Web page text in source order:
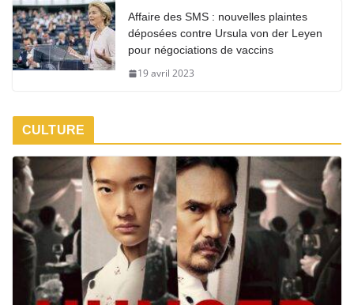
Affaire des SMS : nouvelles plaintes
déposées contre Ursula von der Leyen
pour négociations de vaccins
19 avril 2023
CULTURE